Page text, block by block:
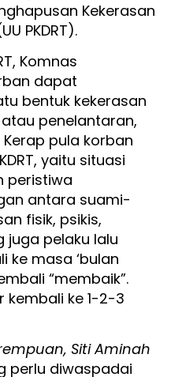
Kekerasan
PKDRT).
Komnas
dapat
bentuk kekerasan
penelantaran,
pula korban
yaitu situasi
peristiwa
antara suami-
fisik, psikis,
juga pelaku lalu
ke masa ‘bulan
“membaik”.
kembali ke 1-2-3
Siti Aminah
perlu diwaspadai